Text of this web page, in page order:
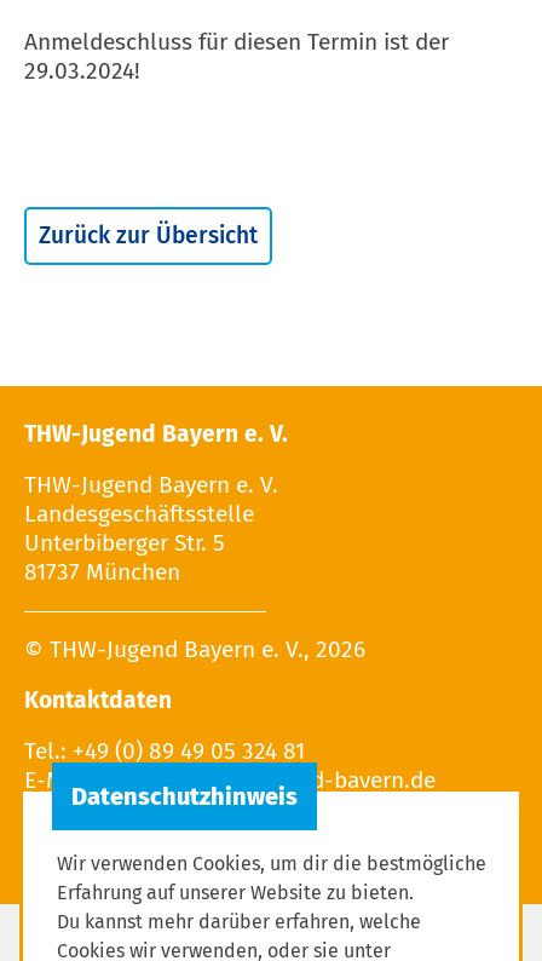
Anmeldeschluss für diesen Termin ist der
29.03.2024!
Zurück zur Übersicht
THW-Jugend Bayern e. V.
THW-Jugend Bayern e. V.
Landesgeschäftsstelle
Unterbiberger Str. 5
81737 München
© THW-Jugend Bayern e. V., 2026
Kontaktdaten
Tel.: +49 (0) 89 49 05 324 81
E-Mail:
Impressum
Wir verwenden Cookies, um dir die bestmögliche
Erfahrung auf unserer Website zu bieten.
Du kannst mehr darüber erfahren, welche
Cookies wir verwenden, oder sie unter